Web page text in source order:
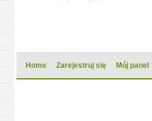
Home Zarejestruj się Mój panel